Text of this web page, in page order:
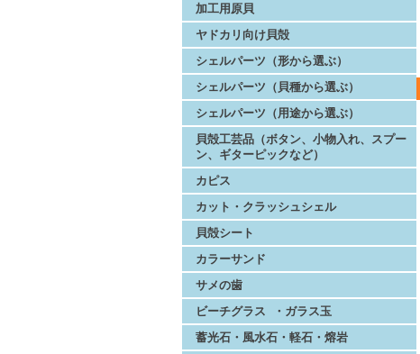
加工用原貝
ヤドカリ向け貝殻
シェルパーツ（形から選ぶ）
シェルパーツ（貝種から選ぶ）
シェルパーツ（用途から選ぶ）
貝殻工芸品（ボタン、小物入れ、スプー
ン、ギターピックなど）
カピス
カット・クラッシュシェル
貝殻シート
カラーサンド
サメの歯
ビーチグラス ・ガラス玉
蓄光石・風水石・軽石・熔岩